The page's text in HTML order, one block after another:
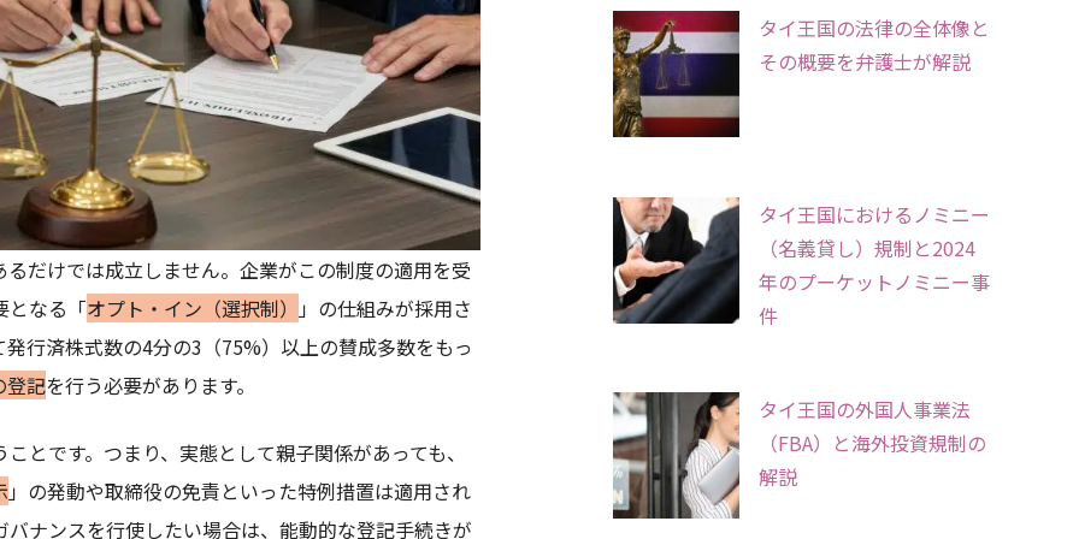
だけでは成立しません。企業がこの制度の適用を受
となる「オプト・イン（選択制）
」の仕組みが採用さ
行済株式数の4分の3（75%）以上の賛成多数をもっ
登記を行う必要があります。
とです。つまり、実態として親子関係があっても、
」の発動や取締役の免責といった特例措置は適用され
ナンスを行使したい場合は、能動的な登記手続きが
タイ王国の法律の全体像と
その概要を弁護士が解説
タイ王国におけるノミニー
（名義貸し）規制と2024
年のプーケットノミニー事
件
タイ王国の外国人事業法
（FBA）と海外投資規制の
解説